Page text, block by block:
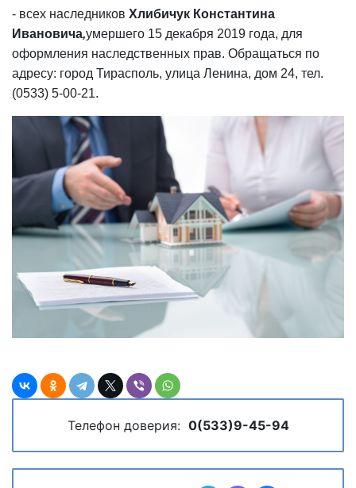
- всех наследников Хлибичук Константина
Ивановича,умершего 15 декабря 2019 года, для
оформления наследственных прав. Обращаться по
адресу: город Тирасполь, улица Ленина, дом 24, тел.
(0533) 5-00-21.
Телефон доверия: 0(533)9-45-94